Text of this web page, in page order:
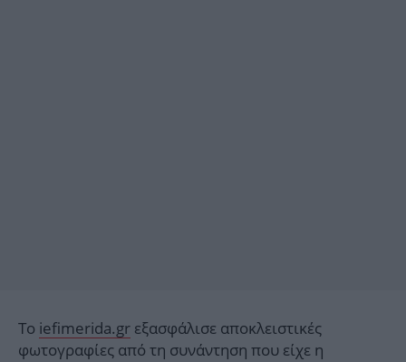
Το iefimerida.gr εξασφάλισε αποκλειστικές
φωτογραφίες από τη συνάντηση που είχε η